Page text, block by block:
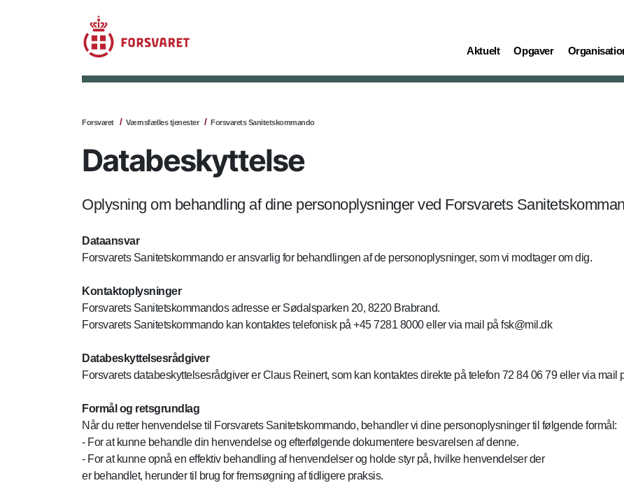
Aktuelt
(current) Opgaver
(current) (current)
Forsvaret Værnsfælles tjenester Forsvarets Sanitetskommando
Databeskyttelse
Oplysning om behandling af dine personoplysninger ved Forsvarets
Dataansvar
Forsvarets Sanitetskommando er ansvarlig for behandlingen af de personoplysninger, som vi modtager om dig.
Kontaktoplysninger
Forsvarets Sanitetskommandos adresse er Sødalsparken 20, 8220 Brabrand.
Forsvarets Sanitetskommando kan kontaktes telefonisk på +45 7281 8000 eller via mail på fsk@mil.dk
Databeskyttelsesrådgiver
Forsvarets databeskyttelsesrådgiver er Claus Reinert, som kan kontaktes direkte på telefon 72 84 06 79 eller via
Formål og retsgrundlag
Når du retter henvendelse til Forsvarets Sanitetskommando, behandler vi dine personoplysninger til følgende formål:
- For at kunne behandle din henvendelse og efterfølgende dokumentere besvarelsen af denne.
- For at kunne opnå en effektiv behandling af henvendelser og holde styr på, hvilke henvendelser der
er behandlet, herunder til brug for fremsøgning af tidligere praksis.